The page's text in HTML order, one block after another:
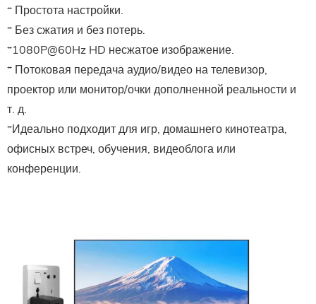
* Простота настройки.
* Без сжатия и без потерь.
*1080P@60Hz HD несжатое изображение.
* Потоковая передача аудио/видео на телевизор,
проектор или монитор/очки дополненной реальности и
т. д.
*Идеально подходит для игр, домашнего кинотеатра,
офисных встреч, обучения, видеоблога или
конференции.